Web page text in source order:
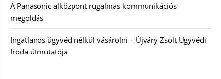
A Panasonic alközpont rugalmas kommunikációs
megoldás
Ingatlanos ügyvéd nélkül vásárolni – Újváry Zsolt Ügyvédi
Iroda útmutatója